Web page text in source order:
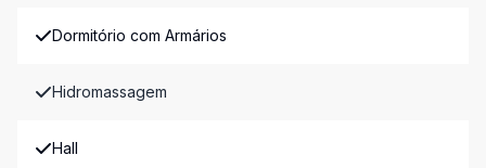
Dormitório com Armários
Hidromassagem
Hall